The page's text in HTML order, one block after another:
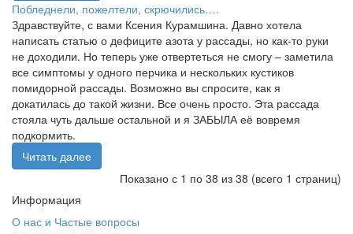
Побледнели, пожелтели, скрючились….
Здравствуйте, с вами Ксения Курамшина. Давно хотела
написать статью о дефиците азота у рассады, но как-то руки
не доходили. Но теперь уже отвертеться не смогу – заметила
все симптомы у одного перчика и нескольких кустиков
помидорной рассады. Возможно вы спросите, как я
докатилась до такой жизни. Все очень просто. Эта рассада
стояла чуть дальше остальной и я ЗАБЫЛА её вовремя
подкормить.
Читать далее
Показано с 1 по 38 из 38 (всего 1 страниц)
Информация
О нас и Частые вопросы